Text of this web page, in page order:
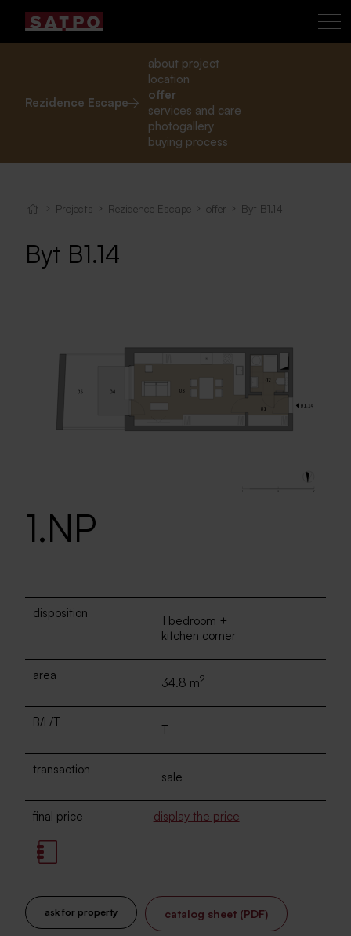
Rezidence Escape
about project
location
offer
services and care
photogallery
buying process
Projects Rezidence Escape offer Byt B1.14
Byt B1.14
1.NP
disposition
1 bedroom +
kitchen corner
area
34.8 m2
B/L/T
T
transaction
sale
final price display the price
ask for property catalog sheet (PDF)